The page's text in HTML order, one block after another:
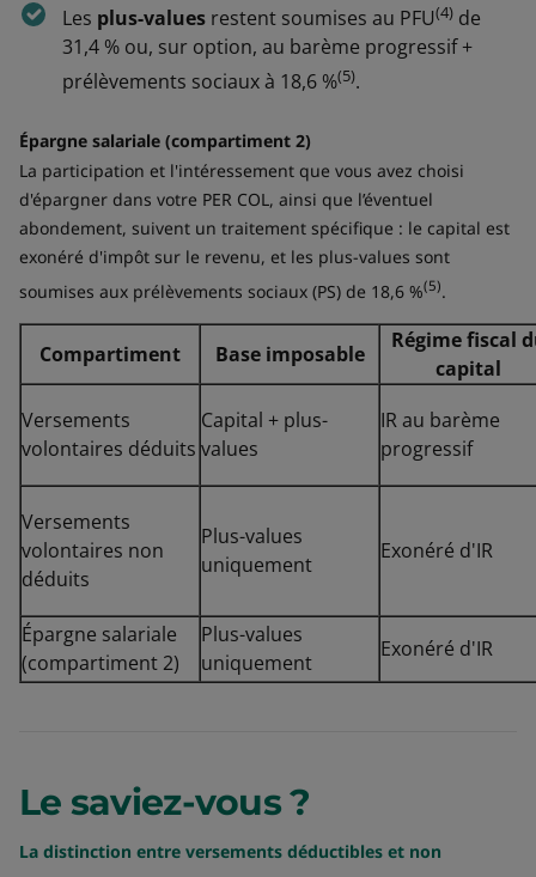
Les plus-values restent soumises au PFU(4) de
31,4 % ou, sur option, au barème progressif +
prélèvements sociaux à 18,6 %(5).
Épargne salariale (compartiment 2)
La participation et l'intéressement que vous avez choisi
d'épargner dans votre PER COL, ainsi que l’éventuel
abondement, suivent un traitement spécifique : le capital est
exonéré d'impôt sur le revenu, et les plus-values sont
soumises aux prélèvements sociaux (PS) de 18,6 %(5).
Compartiment Base imposable
Régime fiscal
capital
Versements
volontaires déduits
Capital + plus-
values
IR au barème
progressif
Versements
volontaires non
déduits
Plus-values
uniquement
Exonéré d'IR
Épargne salariale
(compartiment 2)
Plus-values
uniquement
Exonéré d'IR
Le saviez-vous ?
La distinction entre versements déductibles et non